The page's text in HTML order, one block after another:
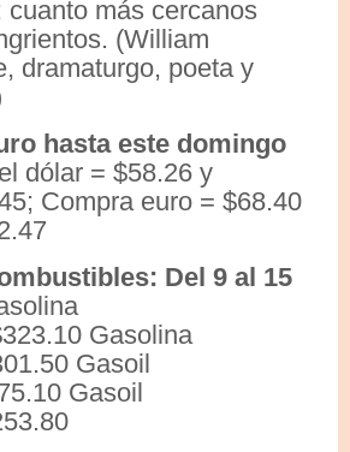
cuanto más cercanos
(William
dramaturgo, poeta y
hasta este domingo
dólar = $58.26 y
Compra euro = $68.40
Del 9 al 15
Gasolina
Gasoil
Gasoil